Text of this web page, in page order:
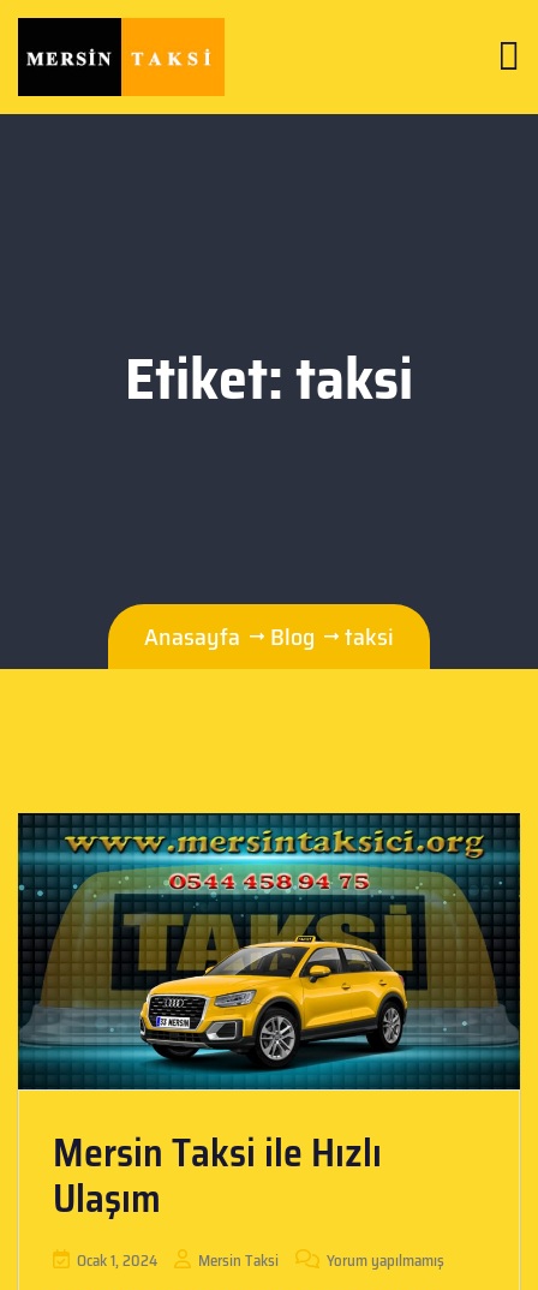
Etiket:taksi
Anasayfa Blog taksi
Mersin Taksi ile Hızlı
Ulaşım
Ocak 1, 2024 Mersin Taksi Yorum yapılmamış